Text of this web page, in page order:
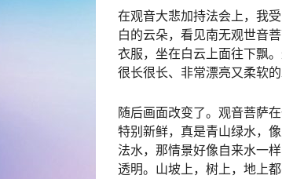
在观音大悲加持法会上，我
白的云朵，看见南无观世音
衣服，坐在白云上面往下飘
很长很长、非常漂亮又柔软
随后画面改变了。观音菩萨
特别新鲜，真是青山绿水，
法水，那情景好像自来水一
透明。山坡上，树上，地上